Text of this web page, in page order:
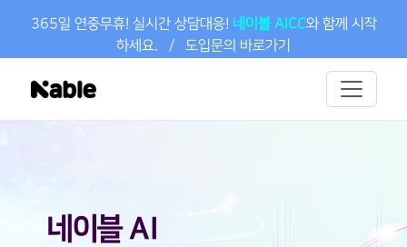
본문 바로가기
365일 연중무휴! 실시간 상담대응! 네이블 AICC와 함께 시작
하세요.
/ 도입문의 바로가기
네이블 AI